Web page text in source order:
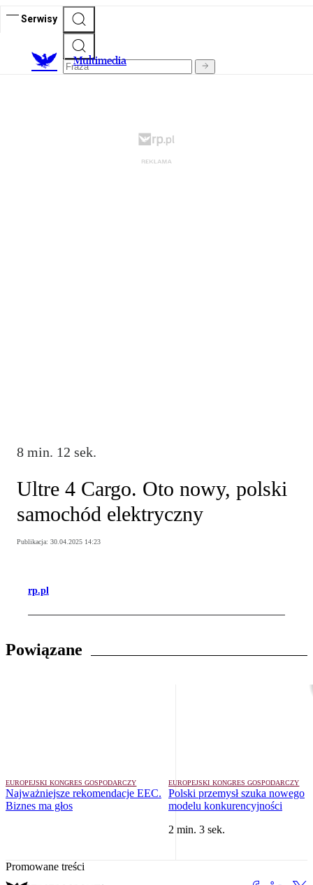
Serwisy
Multimedia
8 min. 12 sek.
Ultre 4 Cargo. Oto nowy, polski
samochód elektryczny
Publikacja: 30.04.2025 14:23
rp.pl
Powiązane
EUROPEJSKI KONGRES GOSPODARCZY
Najważniejsze rekomendacje EEC.
Biznes ma głos
EUROPEJSKI KONGRES GOSPODARCZY
Polski przemysł szuka nowego
modelu konkurencyjności
2 min. 3 sek.
Promowane treści